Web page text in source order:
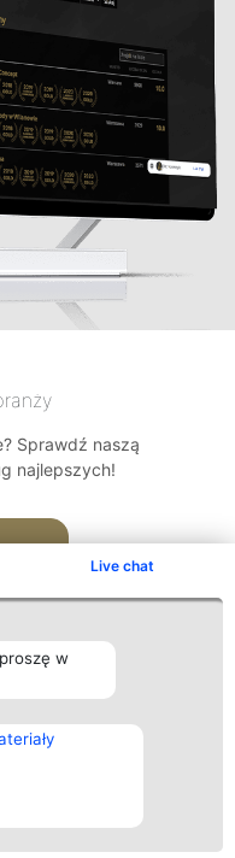
Live chat
w
Sprawdź naszą
najlepszych!
Kontakt
Kontakt